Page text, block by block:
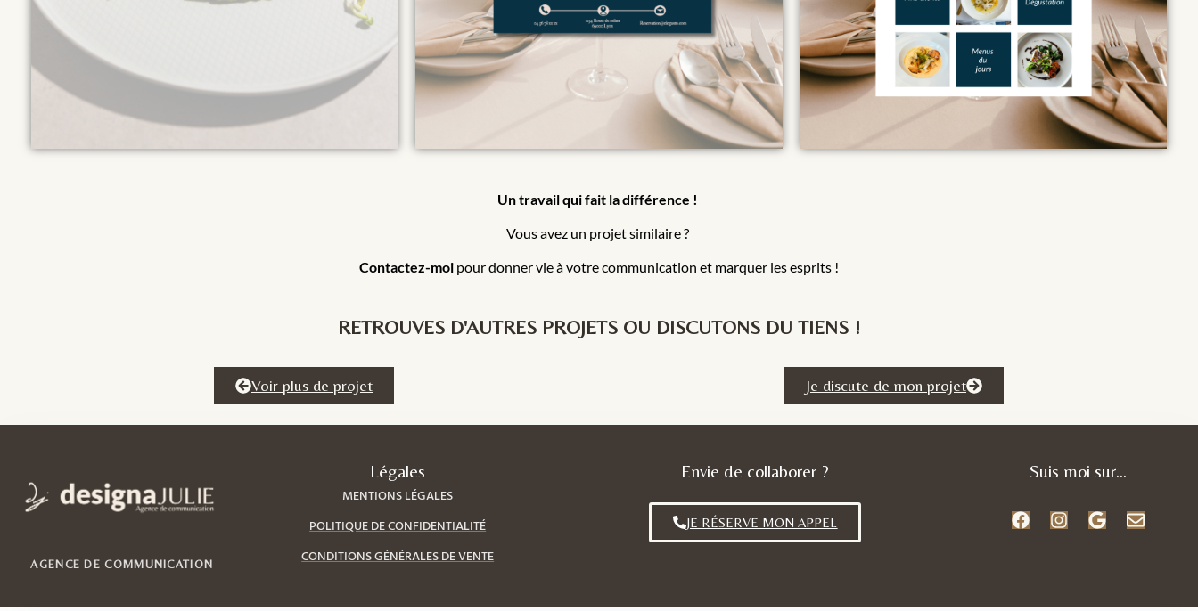
Un travail qui fait la différence !
Vous avez un projet similaire ?
Contactez-moi pour donner vie à votre communication et marquer les esprits !
RETROUVES D'AUTRES PROJETS OU DISCUTONS DU TIENS !
Voir plus de projet Je discute de mon projet
AGENCE DE COMMUNICATION
Légales
MENTIONS LÉGALES
POLITIQUE DE CONFIDENTIALITÉ
CONDITIONS GÉNÉRALES DE VENTE
Envie de collaborer ?
JE RÉSERVE MON APPEL
Suis moi sur...